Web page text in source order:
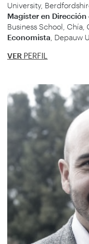
University,
Magíster en Dirección
Business School, Chía,
Economista , Depauw
VER PERFIL